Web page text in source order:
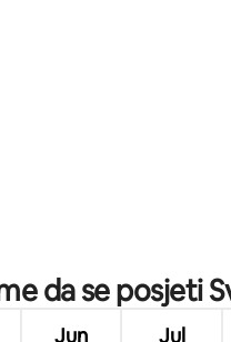
da se posjeti
Jun Jul